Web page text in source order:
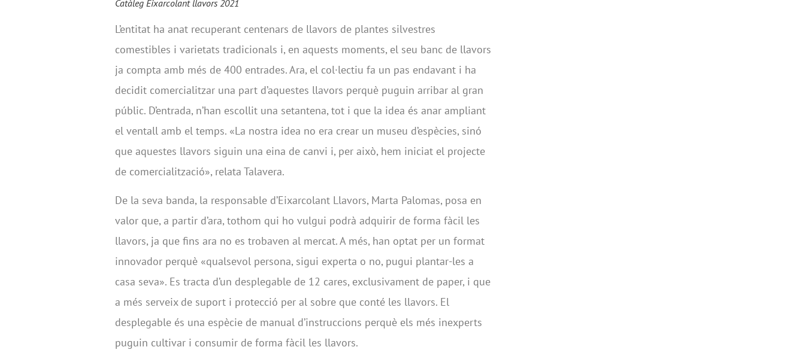
Catàleg Eixarcolant llavors 2021
L’entitat ha anat recuperant centenars de llavors de plantes silvestres
comestibles i varietats tradicionals i, en aquests moments, el seu banc de llavors
ja compta amb més de 400 entrades. Ara, el col·lectiu fa un pas endavant i ha
decidit comercialitzar una part d’aquestes llavors perquè puguin arribar al gran
públic. D’entrada, n’han escollit una setantena, tot i que la idea és anar ampliant
el ventall amb el temps. «La nostra idea no era crear un museu d’espècies, sinó
que aquestes llavors siguin una eina de canvi i, per això, hem iniciat el projecte
de comercialització», relata Talavera.
De la seva banda, la responsable d’Eixarcolant Llavors, Marta Palomas, posa en
valor que, a partir d’ara, tothom qui ho vulgui podrà adquirir de forma fàcil les
llavors, ja que fins ara no es trobaven al mercat. A més, han optat per un format
innovador perquè «qualsevol persona, sigui experta o no, pugui plantar-les a
casa seva». Es tracta d’un desplegable de 12 cares, exclusivament de paper, i que
a més serveix de suport i protecció per al sobre que conté les llavors. El
desplegable és una espècie de manual d’instruccions perquè els més inexperts
puguin cultivar i consumir de forma fàcil les llavors.